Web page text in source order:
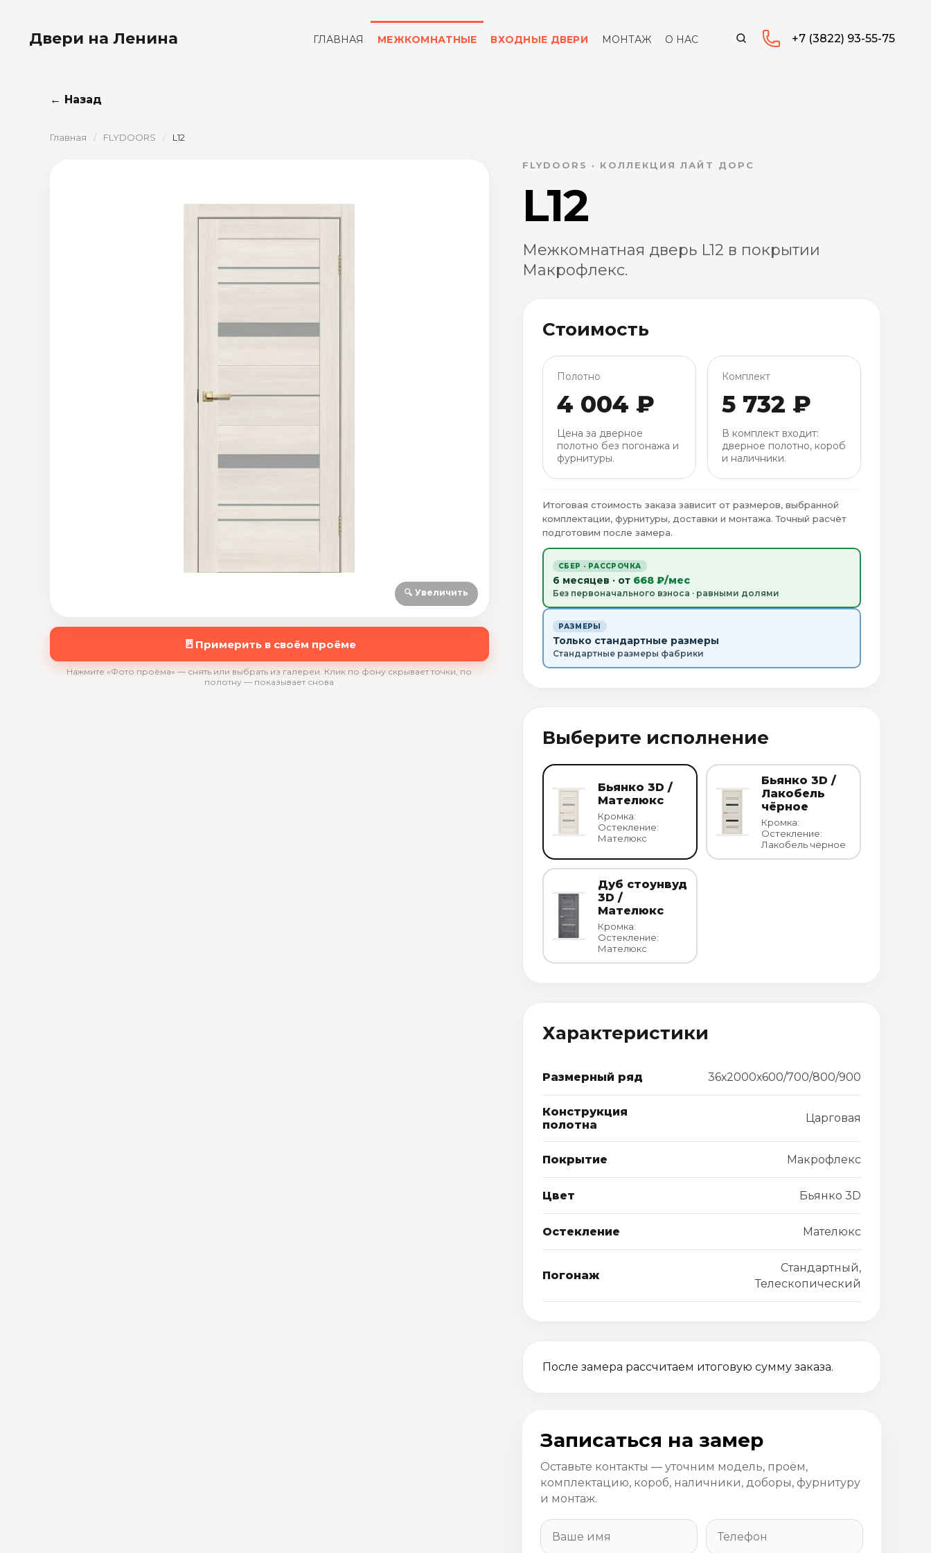
Двери на Ленина ГЛАВНАЯ МЕЖКОМНАТНЫЕ ВХОДНЫЕ ДВЕРИ МОНТАЖ О НАС +7 (3822) 93-55-75
← Назад
Главная / FLYDOORS / L12
🔍 Увеличить
🚪 Примерить в своём проёме
Нажмите «Фото проёма» — снять или выбрать из галереи. Клик по фону скрывает точки, по
полотну — показывает снова
FLYDOORS · КОЛЛЕКЦИЯ ЛАЙТ ДОРС
L12
Межкомнатная дверь L12 в покрытии
Макрофлекс.
Стоимость
Полотно
4 004 ₽
Цена за дверное
полотно без погонажа и
фурнитуры.
Комплект
5 732 ₽
В комплект входит:
дверное полотно, короб
и наличники.
Итоговая стоимость заказа зависит от размеров, выбранной
комплектации, фурнитуры, доставки и монтажа. Точный расчёт
подготовим после замера.
СБЕР · РАССРОЧКА
6 месяцев · от 668 ₽/мес
Без первоначального взноса · равными долями
РАЗМЕРЫ
Только стандартные размеры
Стандартные размеры фабрики
Выберите исполнение
Бьянко 3D /
Мателюкс
Кромка:
Остекление:
Мателюкс
Бьянко 3D /
Лакобель
чёрное
Кромка:
Остекление:
Лакобель чёрное
Дуб стоунвуд
3D /
Мателюкс
Кромка:
Остекление:
Мателюкс
Характеристики
Размерный ряд 36х2000х600/700/800/900
Конструкция
полотна
Царговая
Покрытие Макрофлекс
Цвет Бьянко 3D
Остекление Мателюкс
Погонаж
Стандартный,
Телескопический
После замера рассчитаем итоговую сумму заказа.
Записаться на замер
Оставьте контакты — уточним модель, проём,
комплектацию, короб, наличники, доборы, фурнитуру
и монтаж.